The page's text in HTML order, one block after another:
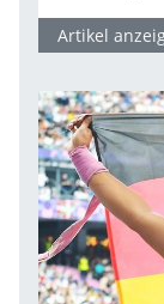
Artikel